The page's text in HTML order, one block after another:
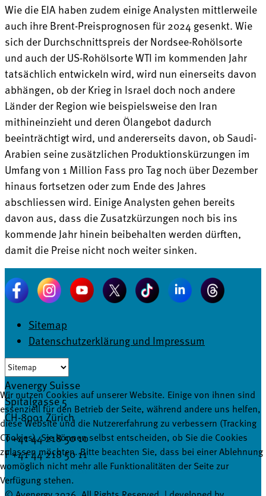
Wie die EIA haben zudem einige Analysten mittlerweile
auch ihre Brent-Preisprognosen für 2024 gesenkt. Wie
sich der Durchschnittspreis der Nordsee-Rohölsorte
und auch der US-Rohölsorte WTI im kommenden Jahr
tatsächlich entwickeln wird, wird nun einerseits davon
abhängen, ob der Krieg in Israel doch noch andere
Länder der Region wie beispielsweise den Iran
mithineinzieht und deren Ölangebot dadurch
beeinträchtigt wird, und andererseits davon, ob Saudi-
Arabien seine zusätzlichen Produktionskürzungen im
Umfang von 1 Million Fass pro Tag noch über Dezember
hinaus fortsetzen oder zum Ende des Jahres
abschliessen wird. Einige Analysten gehen bereits
davon aus, dass die Zusatzkürzungen noch bis ins
kommende Jahr hinein beibehalten werden dürften,
damit die Preise nicht noch weiter sinken.
Sitemap
Datenschutzerklärung und Impressum
Avenergy Suisse
Spitalgasse 5
CH-8001 Zürich
T +41 44 218 50 10
F +41 44 218 50 11
info@avenergy.ch
Wir nutzen Cookies auf unserer Website. Einige von ihnen sind
essenziell für den Betrieb der Seite, während andere uns helfen,
diese Website und die Nutzererfahrung zu verbessern (Tracking
Cookies). Sie können selbst entscheiden, ob Sie die Cookies
zulassen möchten. Bitte beachten Sie, dass bei einer Ablehnung
womöglich nicht mehr alle Funktionalitäten der Seite zur
Verfügung stehen.